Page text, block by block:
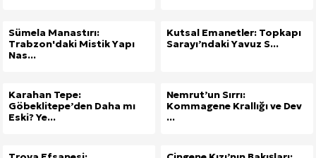
Sümela Manastırı:
Trabzon'daki Mistik Yapı
Nas...
Kutsal Emanetler: Topkapı
Sarayı’ndaki Yavuz S...
Karahan Tepe:
Göbeklitepe’den Daha mı
Eski? Ye...
Nemrut’un Sırrı:
Kommagene Krallığı ve Dev
...